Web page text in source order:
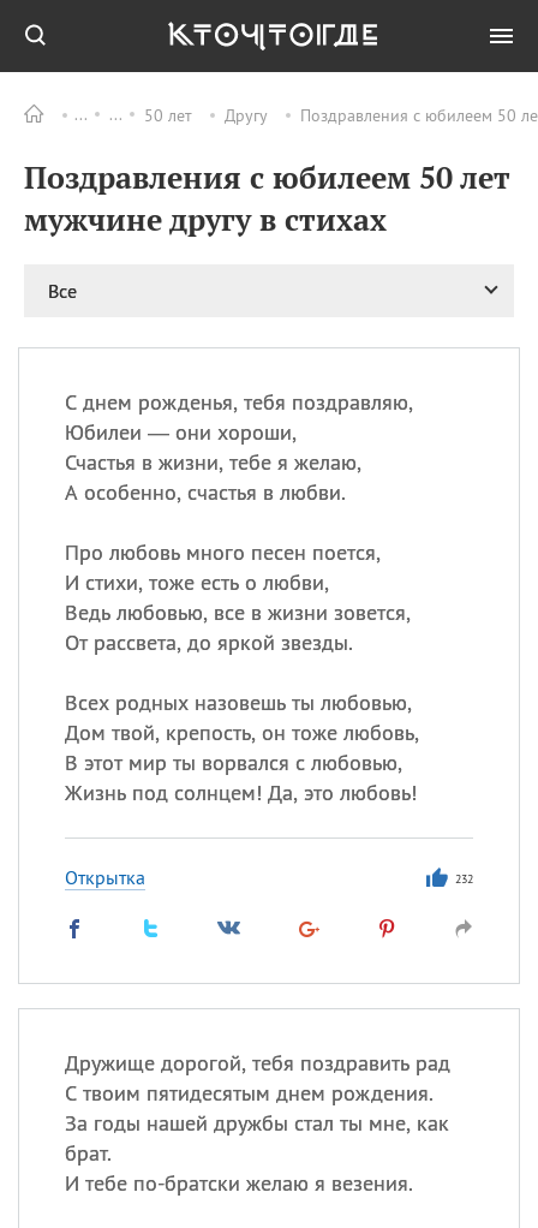
50 лет Другу Поздравления с юбилеем 50
Поздравления с юбилеем 50 лет
мужчине другу в стихах
Все
С днем рожденья, тебя поздравляю,
Юбилеи — они хороши,
Счастья в жизни, тебе я желаю,
А особенно, счастья в любви.
Про любовь много песен поется,
И стихи, тоже есть о любви,
Ведь любовью, все в жизни зовется,
От рассвета, до яркой звезды.
Всех родных назовешь ты любовью,
Дом твой, крепость, он тоже любовь,
В этот мир ты ворвался с любовью,
Жизнь под солнцем! Да, это любовь!
Открытка 232
Дружище дорогой, тебя поздравить рад
С твоим пятидесятым днем рождения.
За годы нашей дружбы стал ты мне, как
брат.
И тебе по-братски желаю я везения.
ПРАЗДНИКИ Все
08.08 День «Счастье
случается» (Happiness
Happens Day)
великомученика
покровителя всех
09.08 День книголюбов (Book
ИМЕНА
Сегодня празднуют именины
Александр,Макар
Анна
Посмотреть значениеи